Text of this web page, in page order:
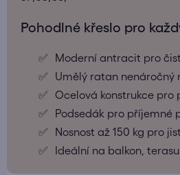
Pohodlné křeslo pro
Moderní antracit pro
Umělý ratan nenáročný
Ocelová konstrukce pro
Podsedák pro příjemné
Nosnost až 150 kg pro
Ideální na balkon,